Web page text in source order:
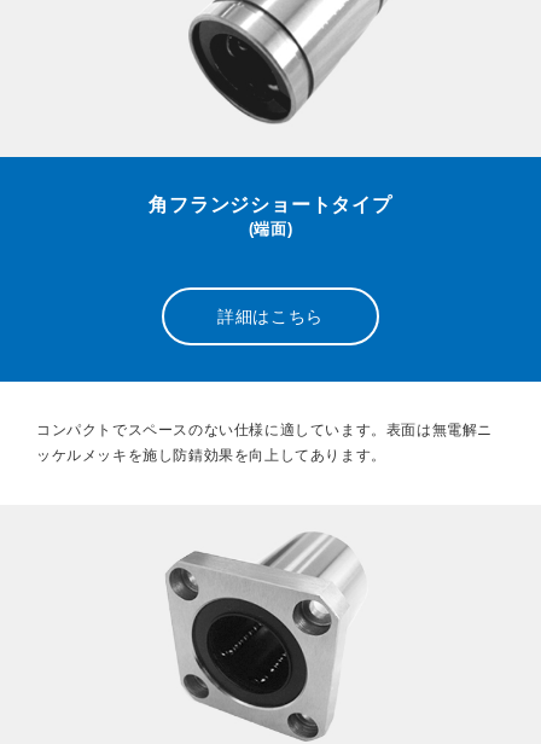
角フランジショートタイプ
(端面)
詳細はこちら
コンパクトでスペースのない仕様に適しています。表面は無電解ニ
ッケルメッキを施し防錆効果を向上してあります。